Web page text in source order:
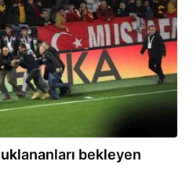
bekleyen